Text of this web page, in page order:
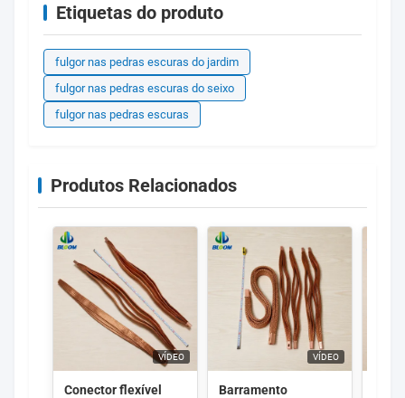
Etiquetas do produto
fulgor nas pedras escuras do jardim
fulgor nas pedras escuras do seixo
fulgor nas pedras escuras
Produtos Relacionados
VÍDEO
Conector flexível
VÍDEO
Barramento